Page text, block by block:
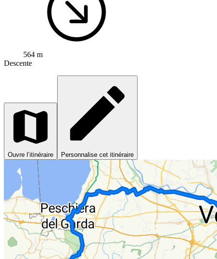
564 m
Descente
Ouvre l’itinéraire Personnalise cet itinéraire